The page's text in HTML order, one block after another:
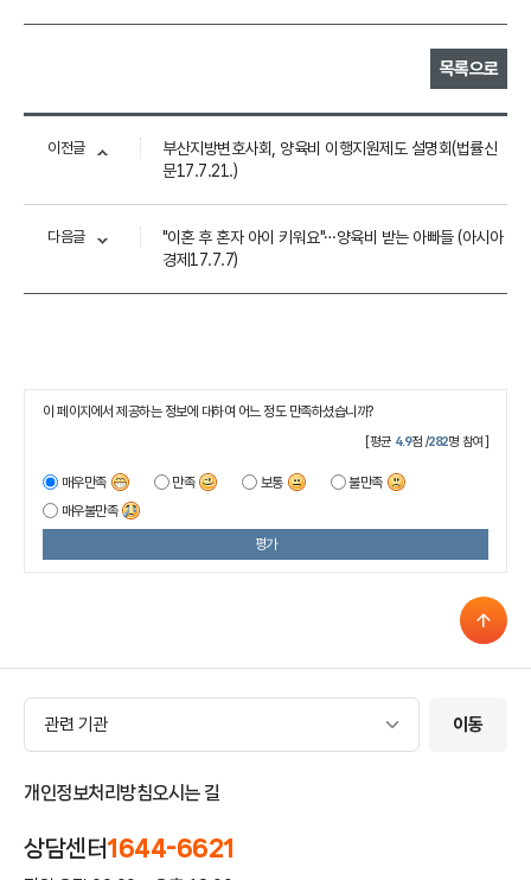
목록으로
이전글
부산지방변호사회, 양육비 이행지원제도 설명회(법률신
문17.7.21.)
다음글
"이혼 후 혼자 아이 키워요"…양육비 받는 아빠들 (아시아
경제17.7.7)
이 페이지에서 제공하는 정보에 대하여 어느 정도 만족하셨습니까?
[평균 4.9점 /282명 참여]
매우만족 만족 보통
불만족
매우불만족
평가
관련 기관
관련 기관 이동
개인정보처리방침오시는 길
상담센터1644-6621